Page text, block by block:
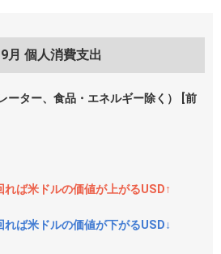
個人消費支出
ーター、食品・エネルギー除く） [前
ば米ドルの価値が上がるUSD↑
ば米ドルの価値が下がるUSD↓